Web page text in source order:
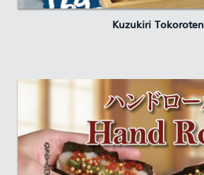
Kuzukiri Tokoroten